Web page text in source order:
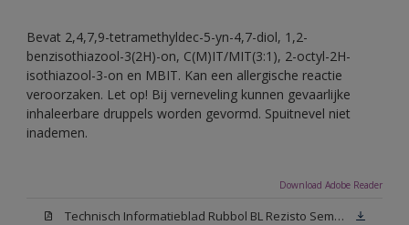
Bevat 2,4,7,9-tetramethyldec-5-yn-4,7-diol, 1,2-
benzisothiazool-3(2H)-on, C(M)IT/MIT(3:1), 2-octyl-2H-
isothiazool-3-on en MBIT. Kan een allergische reactie
veroorzaken. Let op! Bij verneveling kunnen gevaarlijke
inhaleerbare druppels worden gevormd. Spuitnevel niet
inademen.
Download Adobe Reader
Technisch Informatieblad Rubbol BL Rezisto Semi-Gloss (New Livery) (PDF)